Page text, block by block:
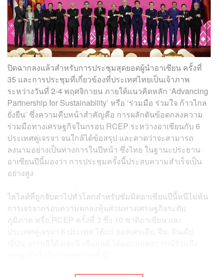
ปิดฉากลงแล้วสำหรับการประชุมสุดยอดผู้นำอาเซียน ครั้งที่
35 และการประชุมที่เกี่ยวข้องที่ประเทศไทยเป็นเจ้าภาพ
ระหว่างวันที่ 2-4 พฤศจิกายน ภายใต้แนวคิดหลัก ‘Advancing
Partnership for Sustainability’ หรือ ‘ร่วมมือ ร่วมใจ ก้าวไกล
ยั่งยืน’ ซึ่งความคืบหน้าสำคัญคือ การผลักดันข้อตกลงความ
ร่วมมือทางเศรษฐกิจในกรอบ RCEP ระหว่างอาเซียนกับ 6
ประเทศคู่เจรจา จนใกล้ได้ข้อสรุป และคาดว่าจะสามารถ
ลงนามอย่างเป็นทางการในปีหน้า ซึ่งไทย ในฐานะประธาน
อาเซียนปีนี้มองว่า การประชุมครั้งนี้ประสบความสำเร็จเป็น
อย่างสูง
ไฮไลต์ที่ถูกจับตาไปทั่วโลกสำหรับซัมมิตอาเซียนปีนี้หนีไม่พ้น
การเจรจากรอบความตกลงหุ้นส่วนทางเศรษฐกิจระดับ
ภูมิภาค หรือ RCEP ครั้งที่ 3 ซึ่ง 10 ชาติอาเซียน และ
ประเทศคู่เจรจา 6 ประเทศ ได้แก่ ออสเตรเลีย, จีน,​ อินเดีย,